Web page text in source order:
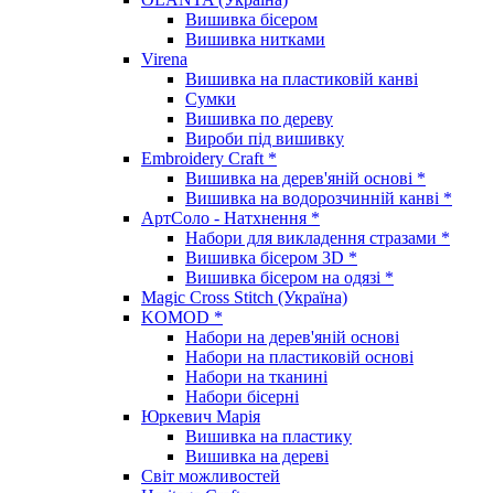
Вишивка бісером
Вишивка нитками
Virena
Вишивка на пластиковій канві
Сумки
Вишивка по дереву
Вироби під вишивку
Embroidery Craft *
Вишивка на дерев'яній основі *
Вишивка на водорозчинній канві *
АртСоло - Натхнення *
Набори для викладення стразами *
Вишивка бісером 3D *
Вишивка бісером на одязі *
Magic Cross Stitch (Україна)
KOMOD *
Набори на дерев'яній основі
Набори на пластиковій основі
Набори на тканині
Набори бісерні
Юркевич Марія
Вишивка на пластику
Вишивка на дереві
Світ можливостей